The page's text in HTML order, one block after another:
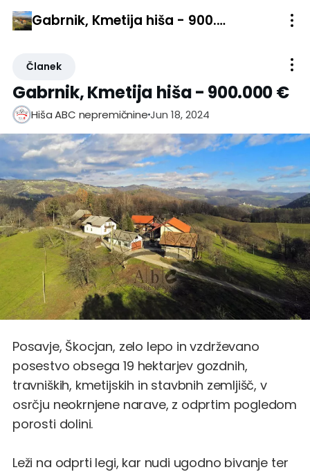
Gabrnik, Kmetija hiša - 900.000 €
Članek
Gabrnik, Kmetija hiša - 900.000 €
Hiša ABC nepremičnineJun 18, 2024
Posavje, Škocjan, zelo lepo in vzdrževano
posestvo obsega 19 hektarjev gozdnih,
travniških, kmetijskih in stavbnih zemljišč, v
osrčju neokrnjene narave, z odprtim pogledom
porosti dolini.
Leži na odprti legi, kar nudi ugodno bivanje ter